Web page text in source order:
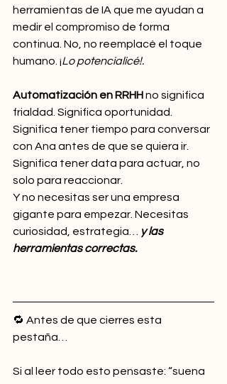
herramientas de IA que me ayudan a
medir el compromiso de forma
continua. No, no reemplacé el toque
humano. ¡Lo potencialicé!.
Automatización en RRHH no significa
frialdad. Significa oportunidad.
Significa tener tiempo para conversar
con Ana antes de que se quiera ir.
Significa tener data para actuar, no
solo para reaccionar.
Y no necesitas ser una empresa
gigante para empezar. Necesitas
curiosidad, estrategia…
y las
herramientas correctas.
🔁 Antes de que cierres esta
pestaña…
Si al leer todo esto pensaste: “suena